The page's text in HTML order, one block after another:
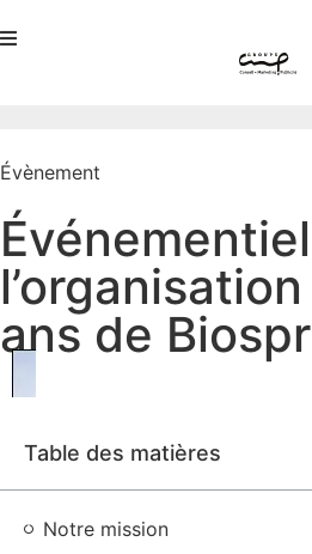
Évènement
ans de
Table des matières
Notre mission